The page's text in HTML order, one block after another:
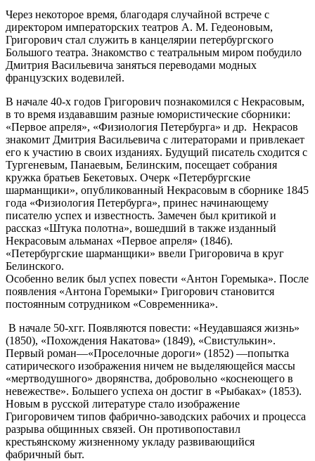
Через некоторое время, благодаря случайной встрече с
директором императорских театров А. М. Гедеоновым,
Григорович стал служить в канцелярии петербургского
Большого театра. Знакомство с театральным миром побудило
Дмитрия Васильевича заняться переводами модных
французских водевилей.
В начале 40-х годов Григорович познакомился с Некрасовым,
в то время издававшим разные юмористические сборники:
«Первое апреля», «Физиология Петербурга» и др. Некрасов
знакомит Дмитрия Васильевича с литераторами и привлекает
его к участию в своих изданиях. Будущий писатель сходится с
Тургеневым, Панаевым, Белинским, посещает собрания
кружка братьев Бекетовых. Очерк «Петербургские
шарманщики», опубликованный Некрасовым в сборнике 1845
года «Физиология Петербурга», принес начинающему
писателю успех и известность. Замечен был критикой и
рассказ «Штука полотна», вошедший в также изданный
Некрасовым альманах «Первое апреля» (1846).
«Петербургские шарманщики» ввели Григоровича в круг
Белинского.
Особенно велик был успех повести «Антон Горемыка». После
появления «Антона Горемыки» Григорович становится
постоянным сотрудником «Современника».
В начале 50-хгг. Появляются повести: «Неудавшаяся жизнь»
(1850), «Похождения Накатова» (1849), «Свистулькин».
Первый роман—«Проселочные дороги» (1852) —попытка
сатирического изображения ничем не выделяющейся массы
«мертводушного» дворянства, добровольно «коснеющего в
невежестве». Большего успеха он достиг в «Рыбаках» (1853).
Новым в русской литературе стало изображение
Григоровичем типов фабрично-заводских рабочих и процесса
разрыва общинных связей. Он противопоставил
крестьянскому жизненному укладу развивающийся
фабричный быт.